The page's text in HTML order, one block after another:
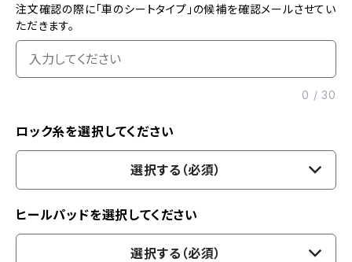
注文確認の際に「車のシートタイプ」の候補を確認メールさせてい
ただきます。
0 /30
ロック糸を選択してください
選択する（必須）
ヒールパッドを選択してください
選択する（必須）